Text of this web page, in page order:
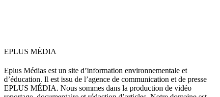
EPLUS MÉDIA
Eplus Médias est un site d’information environnementale et
d’éducation. Il est issu de l’agence de communication et de presse
EPLUS MÉDIA. Nous sommes dans la production de vidéo